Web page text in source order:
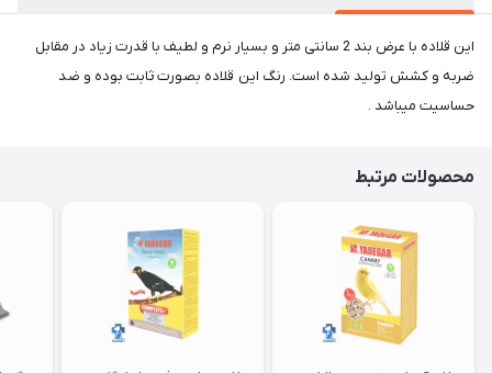
این قلاده با عرض بند 2 سانتی متر و بسیار نرم و لطیف با قدرت زیاد در مقابل
ضربه و کشش تولید شده است. رنگ این قلاده بصورت ثابت بوده و ضد
حساسیت میباشد .
محصولات مرتبط